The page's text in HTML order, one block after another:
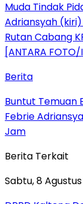
Berita
Buntut Temuan
Febrie
Jam
Berita Terkait
Sabtu, 8